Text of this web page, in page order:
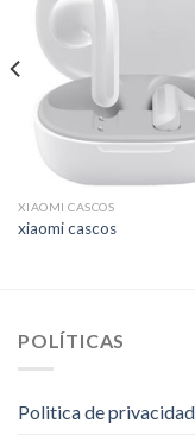
XIAOMI CASCOS
xiaomi cascos
POLÍTICAS
Politica de privacidad